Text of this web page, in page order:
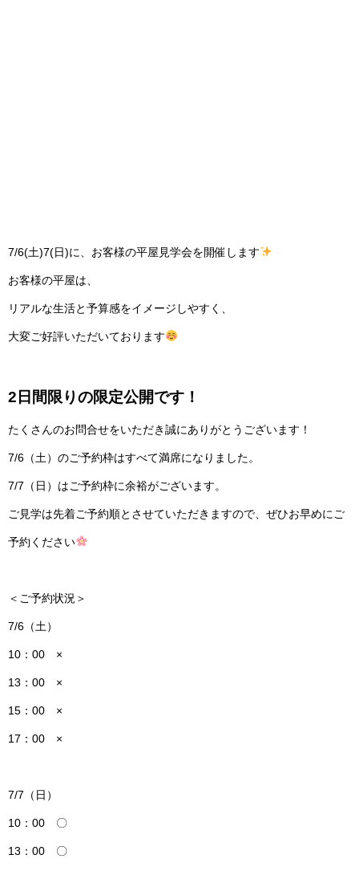
7/6(土)7(日)に、お客様の平屋見学会を開催します
お客様の平屋は、
リアルな生活と予算感をイメージしやすく、
大変ご好評いただいております
2日間限りの限定公開です！
たくさんのお問合せをいただき誠にありがとうございます！
7/6（土）のご予約枠はすべて満席になりました。
7/7（日）はご予約枠に余裕がございます。
ご見学は先着ご予約順とさせていただきますので、ぜひお早めにご
予約ください
＜ご予約状況＞
7/6（土）
10：00 ×
13：00 ×
15：00 ×
17：00 ×
7/7（日）
10：00 〇
13：00 〇